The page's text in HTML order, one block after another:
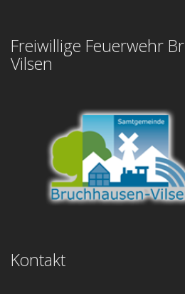
Freiwillige Feuerwehr
Vilsen
Kontakt